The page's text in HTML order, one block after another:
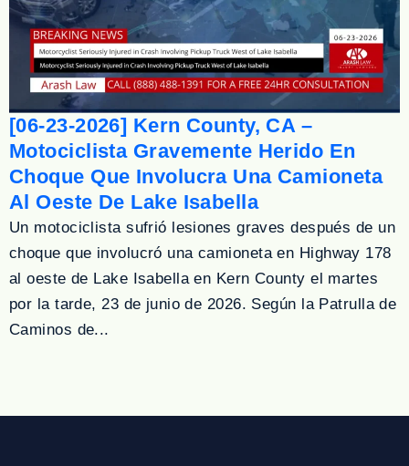
[06-23-2026] Kern County, CA –
Motociclista Gravemente Herido En
Choque Que Involucra Una Camioneta
Al Oeste De Lake Isabella
Un motociclista sufrió lesiones graves después de un
choque que involucró una camioneta en Highway 178
al oeste de Lake Isabella en Kern County el martes
por la tarde, 23 de junio de 2026. Según la Patrulla de
Caminos de...